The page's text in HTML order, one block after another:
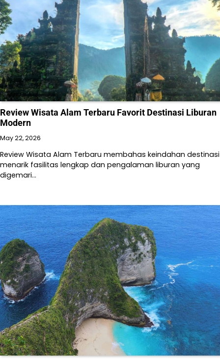
Review Wisata Alam Terbaru Favorit Destinasi Liburan
Modern
May 22, 2026
Review Wisata Alam Terbaru membahas keindahan destinasi
menarik fasilitas lengkap dan pengalaman liburan yang
digemari…